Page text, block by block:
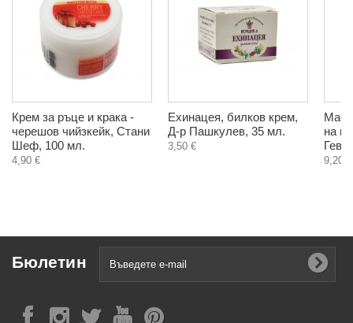
Крем за ръце и крака -
черешов чийзкейк, Стани
Шеф, 100 мл.
4,90 €
Ехинацея, билков крем,
Д-р Пашкулев, 35 мл.
3,50 €
на
9,20 €
Бюлетин